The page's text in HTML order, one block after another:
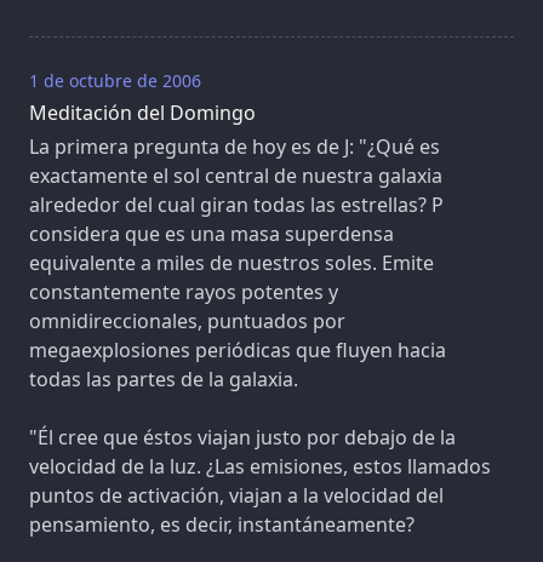
1 de octubre de 2006
Meditación del Domingo
La primera pregunta de hoy es de J: "¿Qué es
exactamente el sol central de nuestra galaxia
alrededor del cual giran todas las estrellas? P
considera que es una masa superdensa
equivalente a miles de nuestros soles. Emite
constantemente rayos potentes y
omnidireccionales, puntuados por
megaexplosiones periódicas que fluyen hacia
todas las partes de la galaxia.
"Él cree que éstos viajan justo por debajo de la
velocidad de la luz. ¿Las emisiones, estos llamados
puntos de activación, viajan a la velocidad del
pensamiento, es decir, instantáneamente?